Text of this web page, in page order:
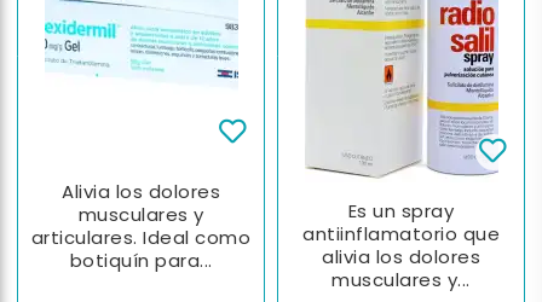
Alivia los dolores
musculares y
articulares. Ideal como
botiquín para...
Es un spray
antiinflamatorio que
alivia los dolores
musculares y...